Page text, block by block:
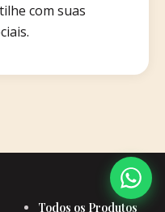
com suas
Todos os Produtos